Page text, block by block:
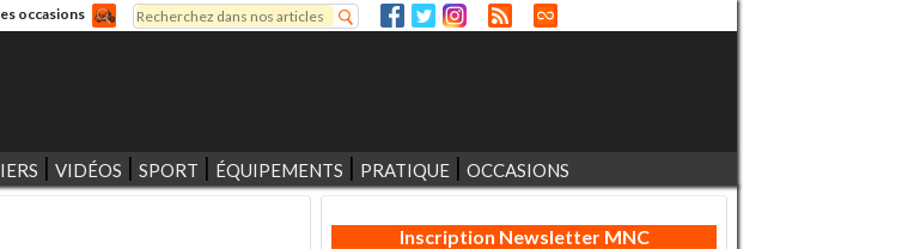
occasions
Formulaire de recherche
Rechercher
VIDÉOS SPORT ÉQUIPEMENTS PRATIQUE OCCASIONS
Inscription Newsletter MNC